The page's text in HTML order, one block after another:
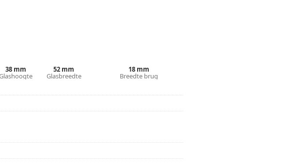
38 mm 52 mm
Glasbreedte
18 mm
Breedte brug